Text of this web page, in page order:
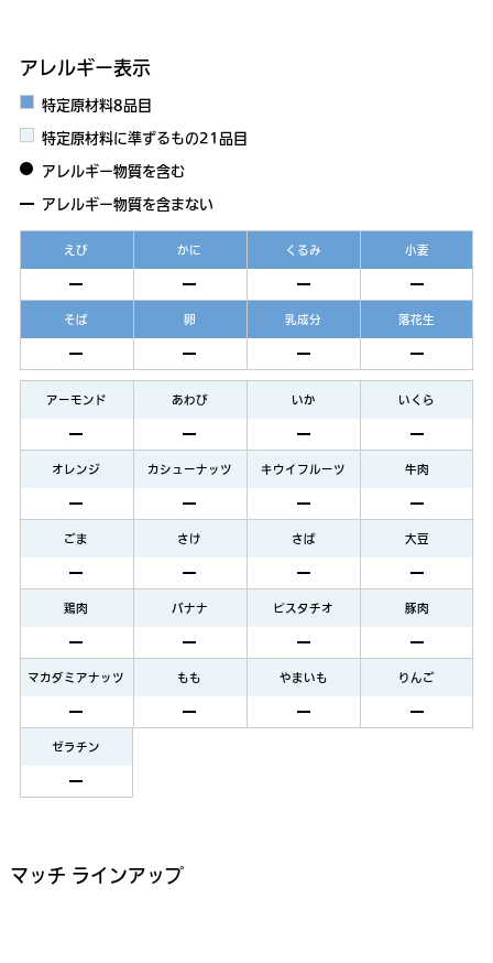
アレルギー表示
特定原材料8品目
特定原材料に準ずるもの21品目
アレルギー物質を含む
アレルギー物質を含まない
えび かに くるみ 小麦
そば 卵 乳成分 落花生
アーモンド あわび いか いくら
オレンジ カシューナッツ キウイフルーツ 牛肉
ごま さけ さば 大豆
鶏肉 バナナ ピスタチオ 豚肉
マカダミアナッツ もも やまいも りんご
ゼラチン
マッチ ラインアップ